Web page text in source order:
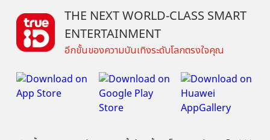
THE NEXT WORLD-CLASS SMART
ENTERTAINMENT
อีกขั้นของความบันเทิงระดับโลกตรงใจคุณ